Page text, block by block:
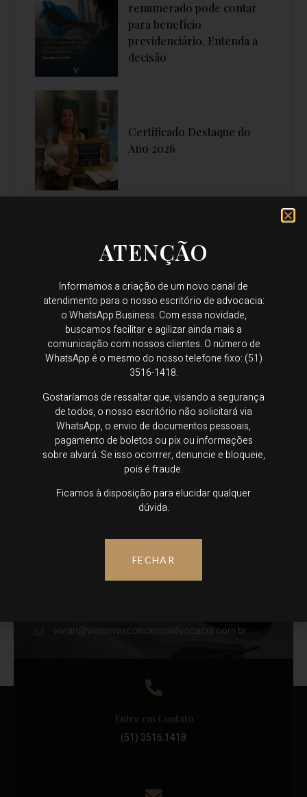
remunerado pode contar
para benefício
previdenciário. Entenda a
decisão
Certificado Destaque do
Ano 2026
O divórcio de um sócio
pode, sim, afetar a empresa
Trabalhista
Sem categoria
Planejamento sucessório
Alguma dúvida?
vivian@vivianvasconcelosadvocacia.com.br
Entre em Contato
(51) 3516.1418
ATENÇÃO
Informamos a criação de um novo canal de
atendimento para o nosso escritório de advocacia:
o WhatsApp Business. Com essa novidade,
buscamos facilitar e agilizar ainda mais a
comunicação com nossos clientes. O número de
WhatsApp é o mesmo do nosso telefone fixo: (51)
3516-1418.
Gostaríamos de ressaltar que, visando a segurança
de todos, o nosso escritório não solicitará via
WhatsApp, o envio de documentos pessoais,
pagamento de boletos ou pix ou informações
sobre alvará. Se isso ocorrrer, denuncie e bloqueie,
pois é fraude.
Ficamos à disposição para elucidar qualquer
dúvida.
FECHAR